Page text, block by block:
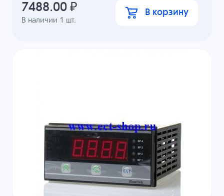
В наличии 1 шт.
7488.00 ₽ В корзину